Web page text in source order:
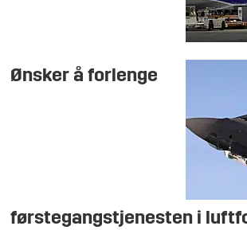
Ønsker å forlenge
førstegangstjenesten i